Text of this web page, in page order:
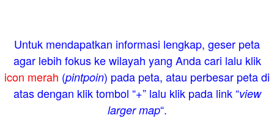
Untuk mendapatkan informasi lengkap, geser peta
agar lebih fokus ke wilayah yang Anda cari lalu klik
icon merah (pintpoin) pada peta, atau perbesar peta di
atas dengan klik tombol “+” lalu klik pada link “view
larger map“.